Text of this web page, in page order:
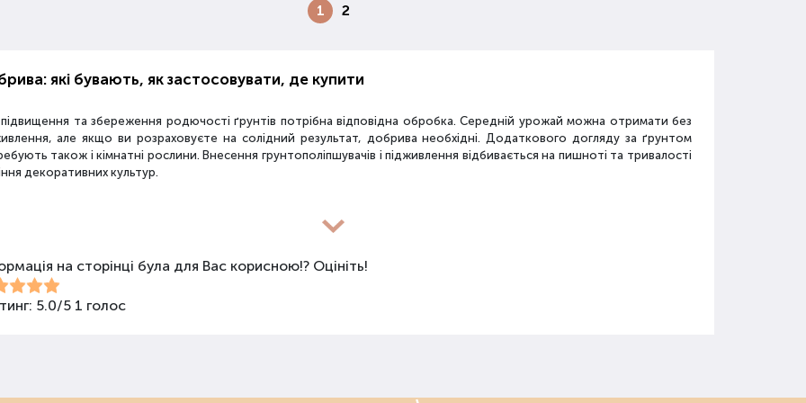
1 2
які бувають, як застосовувати, де купити
та збереження родючості ґрунтів потрібна відповідна обробка. Середній урожай можна отримати без
але якщо ви розраховуєте на солідний результат, добрива необхідні. Додаткового догляду за ґрунтом
також і кімнатні рослини. Внесення грунтополіпшувачів і підживлення відбивається на пишноті та тривалості
декоративних культур.
засобів для покращення властивостей ґрунту
поживних якостей ґрунту використовуються різні види засобів: мінеральні добрива, органічні суміші,
змішаного типу, стимулятори росту та бактеріологічні препарати.
не можна використовувати бездумно, треба знати, що й для чого застосовується.
на сторінці була для Вас корисною!? Оцініть!
5.0/5 1 голос